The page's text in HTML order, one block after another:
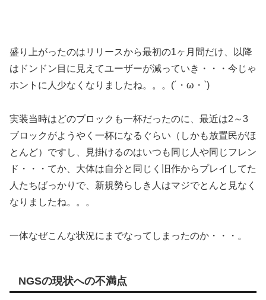
盛り上がったのはリリースから最初の1ヶ月間だけ、以降
はドンドン目に見えてユーザーが減っていき・・・今じゃ
ホントに人少なくなりましたね。。。(´・ω・`)
実装当時はどのブロックも一杯だったのに、最近は2～3
ブロックがようやく一杯になるぐらい（しかも放置民がほ
とんど）ですし、見掛けるのはいつも同じ人や同じフレン
ド・・・てか、大体は自分と同じく旧作からプレイしてた
人たちばっかりで、新規勢らしき人はマジでとんと見なく
なりましたね。。。
一体なぜこんな状況にまでなってしまったのか・・・。
NGSの現状への不満点